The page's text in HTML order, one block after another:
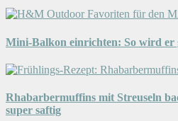
Mini-Balkon einrichten: So wird er
Rhabarbermuffins mit Streuseln
super saftig